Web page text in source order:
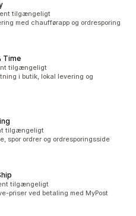
tilgængeligt
med chaufførapp og ordresporing
Time
tilgængeligt
i butik, lokal levering og
tilgængeligt
spor ordrer og ordresporingsside
tilgængeligt
priser ved betaling med MyPost